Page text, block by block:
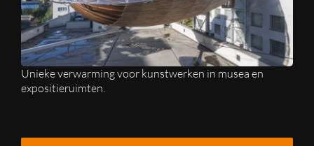
Unieke verwarming voor kunstwerken in musea en
expositieruimten.